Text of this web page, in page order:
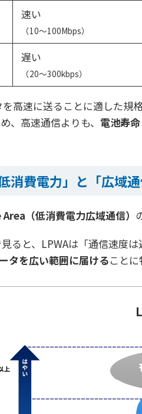
速い
（10〜100Mbps）
遅い
（20〜300kbps）
高速に送ることに適した規
、高速通信よりも、 電池寿
消費電力」と「広域
（低消費電力広域通信）
ると、LPWAは「通信速度
タを広い範囲に届けること